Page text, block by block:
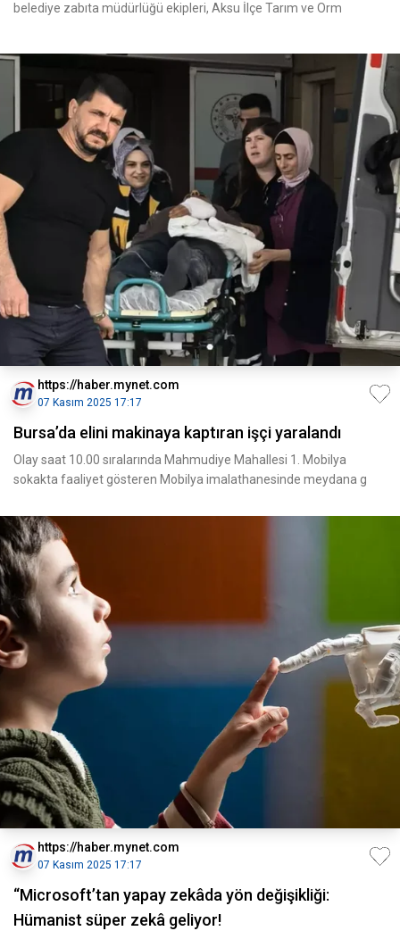
belediye zabıta müdürlüğü ekipleri, Aksu İlçe Tarım ve Orm
https://haber.mynet.com
07 Kasım 2025 17:17
Bursa’da elini makinaya kaptıran işçi yaralandı
Olay saat 10.00 sıralarında Mahmudiye Mahallesi 1. Mobilya
sokakta faaliyet gösteren Mobilya imalathanesinde meydana g
https://haber.mynet.com
07 Kasım 2025 17:17
“Microsoft’tan yapay zekâda yön değişikliği:
Hümanist süper zekâ geliyor!